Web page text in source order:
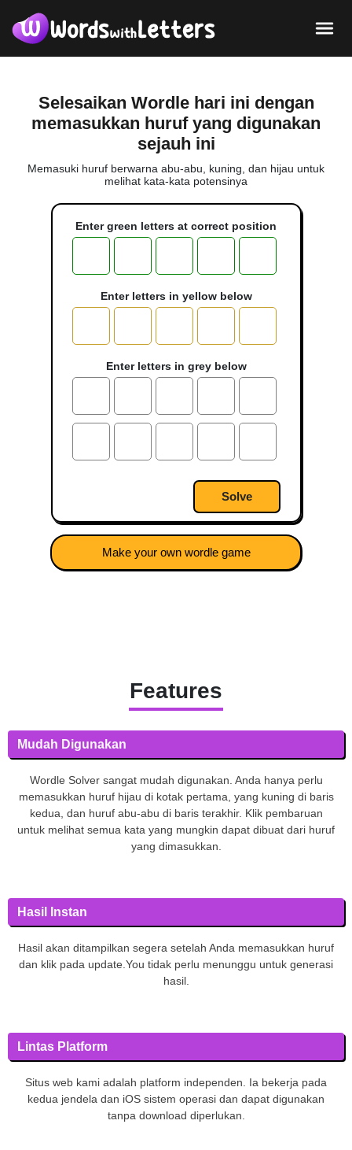
Selesaikan Wordle hari ini dengan
memasukkan huruf yang digunakan
sejauh ini
Memasuki huruf berwarna abu-abu, kuning, dan hijau untuk
melihat kata-kata potensinya
Enter green letters at correct position
Enter letters in yellow below
Enter letters in grey below
Solve
Make your own wordle game
Features
Mudah Digunakan
Wordle Solver sangat mudah digunakan. Anda hanya perlu
memasukkan huruf hijau di kotak pertama, yang kuning di baris
kedua, dan huruf abu-abu di baris terakhir. Klik pembaruan
untuk melihat semua kata yang mungkin dapat dibuat dari huruf
yang dimasukkan.
Hasil Instan
Hasil akan ditampilkan segera setelah Anda memasukkan huruf
dan klik pada update.You tidak perlu menunggu untuk generasi
hasil.
Lintas Platform
Situs web kami adalah platform independen. Ia bekerja pada
kedua jendela dan iOS sistem operasi dan dapat digunakan
tanpa download diperlukan.